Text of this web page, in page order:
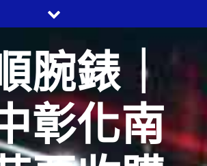
腕錶｜
彰化南